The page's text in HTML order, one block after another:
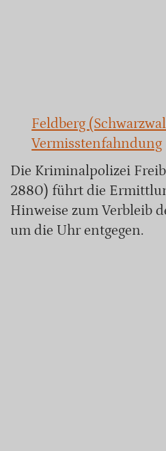
Feldberg
Vermisstenfahndung
Die Kriminalpolizei
2880) führt die
Hinweise zum Verbleib
um die Uhr entgegen.